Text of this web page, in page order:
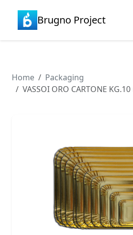
Brugno Project
Home
Packaging
VASSOI ORO CARTONE